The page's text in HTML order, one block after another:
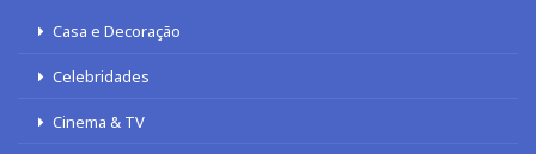
Casa e Decoração
Celebridades
Cinema & TV